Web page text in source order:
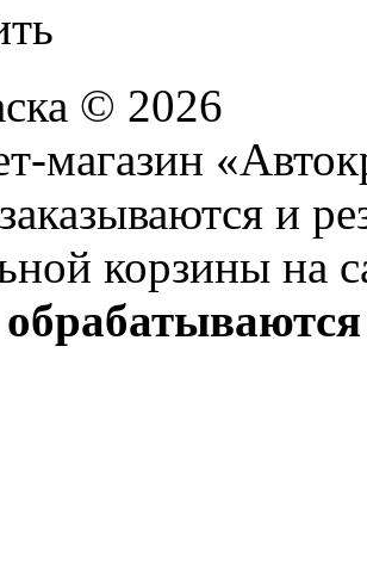
© 2026
магазин
и
корзины на